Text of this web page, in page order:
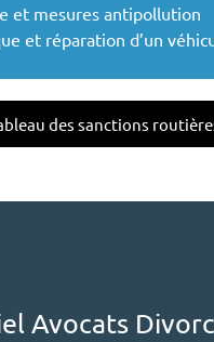
et mesures antipollution
et réparation d’un
des sanctions
Avocats